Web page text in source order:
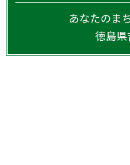
あなたのま
徳島県